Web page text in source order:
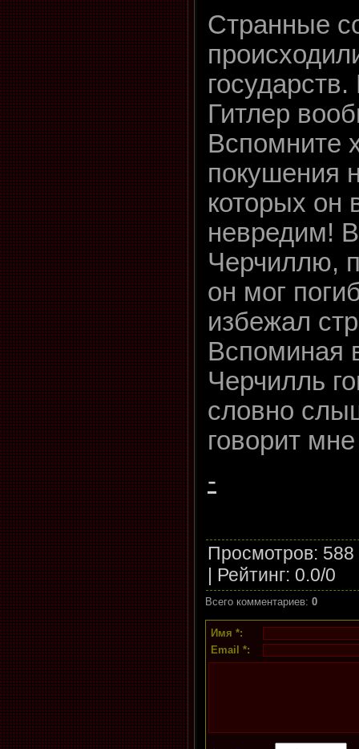
Странные
Гитлер
Вспомните
покушения
которых
невредим!
Черчиллю,
он мог
избежал
Вспоминая
Черчилль
словно
говорит
-
Просмотров:
| Рейтинг: 0.0/0
Всего комментариев: 0
Имя *:
Email *: